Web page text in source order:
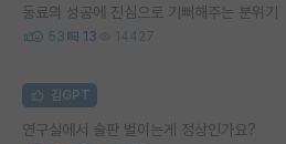
동료의 성공에 진심으로 기뻐해주는 분위기
53 13 14427
김GPT
연구실에서 술판 벌이는게 정상인가요?